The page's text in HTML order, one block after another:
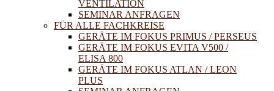
VENTILATION
SEMINAR ANFRAGEN
FÜR ALLE FACHKREISE
GERÄTE IM FOKUS PRIMUS / PERSEUS
GERÄTE IM FOKUS EVITA V500 /
ELISA 800
GERÄTE IM FOKUS ATLAN / LEON
PLUS